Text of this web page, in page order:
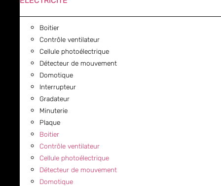
Boitier
Contrôle ventilateur
Cellule photoélectrique
Détecteur de mouvement
Domotique
Interrupteur
Gradateur
Minuterie
Plaque
Boitier
Contrôle ventilateur
Cellule photoélectrique
Détecteur de mouvement
Domotique